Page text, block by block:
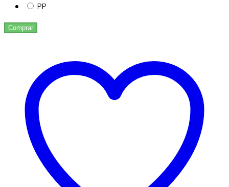
PP
Comprar